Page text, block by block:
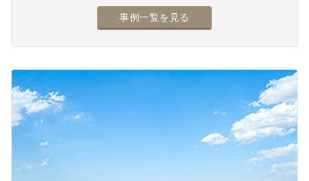
事例一覧を見る